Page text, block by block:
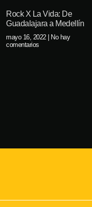
Rock X La Vida: De
Guadalajara a Medellín
mayo 16, 2022 No hay
comentarios